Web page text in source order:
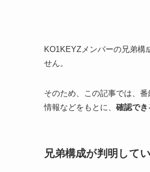
KO1KEYZメンバーの兄弟構
せん。
そのため、この記事では、
情報などをもとに、 確認でき
兄弟構成が判明して